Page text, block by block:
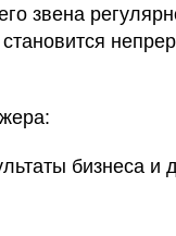
звена
бизнеса и